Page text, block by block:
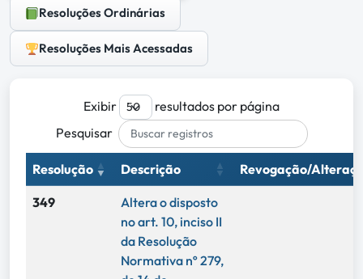
Resoluções Ordinárias
Resoluções Mais Acessadas
Exibir
resultados por página
Pesquisar
Resolução Descrição Revogação/
349
Altera o disposto
no art. 10, inciso II
da Resolução
Normativa nº 279,